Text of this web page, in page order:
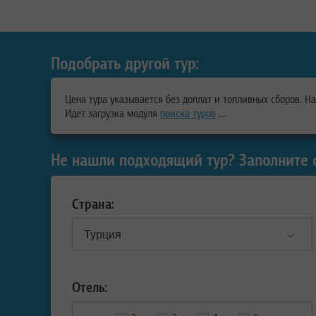
Подобрать другой тур:
Цена тура указывается без доплат и топливных сборов.
Идет загрузка модуля поиска туров …
Не нашли подходящий тур?
Страна:
Отель: